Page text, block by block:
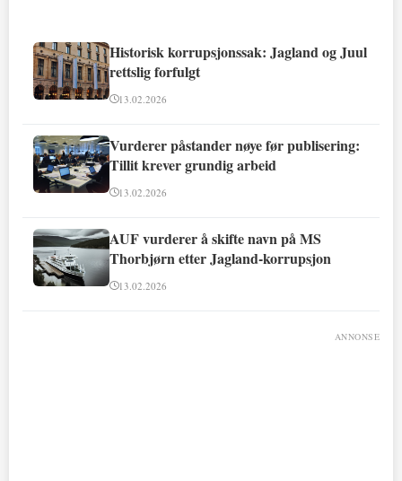
Historisk korrupsjonssak: Jagland og Juul
rettslig forfulgt
13.02.2026
Vurderer påstander nøye før publisering:
Tillit krever grundig arbeid
13.02.2026
AUF vurderer å skifte navn på MS
Thorbjørn etter Jagland-korrupsjon
13.02.2026
ANNONSE